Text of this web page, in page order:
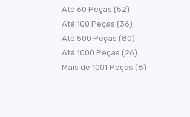
Até 60 Peças (52)
Até 100 Peças (36)
Até 500 Peças (80)
Até 1000 Peças (26)
Mais de 1001 Peças (8)